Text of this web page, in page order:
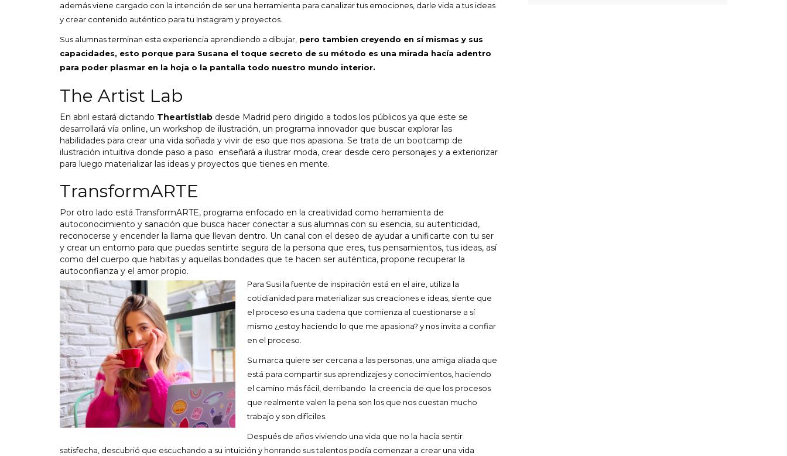
además viene cargado con la intención de ser una herramienta para canalizar tus emociones, darle vida a tus ideas
y crear contenido auténtico para tu Instagram y proyectos.
Sus alumnas terminan esta experiencia aprendiendo a dibujar, pero tambien creyendo en sí mismas y sus
capacidades, esto porque para Susana el toque secreto de su método es una mirada hacía adentro
para poder plasmar en la hoja o la pantalla todo nuestro mundo interior.
The Artist Lab
En abril estará dictando Theartistlab desde Madrid pero dirigido a todos los públicos ya que este se
desarrollará vía online, un workshop de ilustración, un programa innovador que buscar explorar las
habilidades para crear una vida soñada y vivir de eso que nos apasiona. Se trata de un bootcamp de
ilustración intuitiva donde paso a paso enseñará a ilustrar moda, crear desde cero personajes y a exteriorizar
para luego materializar las ideas y proyectos que tienes en mente.
TransformARTE
Por otro lado está TransformARTE, programa enfocado en la creatividad como herramienta de
autoconocimiento y sanación que busca hacer conectar a sus alumnas con su esencia, su autenticidad,
reconocerse y encender la llama que llevan dentro. Un canal con el deseo de ayudar a unificarte con tu ser
y crear un entorno para que puedas sentirte segura de la persona que eres, tus pensamientos, tus ideas, así
como del cuerpo que habitas y aquellas bondades que te hacen ser auténtica, propone recuperar la
autoconfianza y el amor propio.
Para Susi la fuente de inspiración está en el aire, utiliza la
cotidianidad para materializar sus creaciones e ideas, siente que
el proceso es una cadena que comienza al cuestionarse a sí
mismo ¿estoy haciendo lo que me apasiona? y nos invita a confiar
en el proceso.
Su marca quiere ser cercana a las personas, una amiga aliada que
está para compartir sus aprendizajes y conocimientos, haciendo
el camino más fácil, derribando la creencia de que los procesos
que realmente valen la pena son los que nos cuestan mucho
trabajo y son difíciles.
Después de años viviendo una vida que no la hacía sentir
satisfecha, descubrió que escuchando a su intuición y honrando sus talentos podía comenzar a crear una vida